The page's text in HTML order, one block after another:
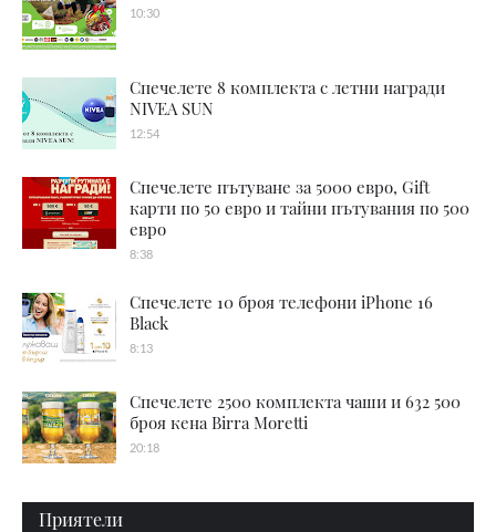
10:30
Спечелете 8 комплекта с летни награди
NIVEA SUN
12:54
Спечелете пътуване за 5000 евро, Gift
карти по 50 евро и тайни пътувания по 500
евро
8:38
Спечелете 10 броя телефони iPhone 16
Black
8:13
Спечелете 2500 комплекта чаши и 632 500
броя кена Birra Moretti
20:18
Приятели